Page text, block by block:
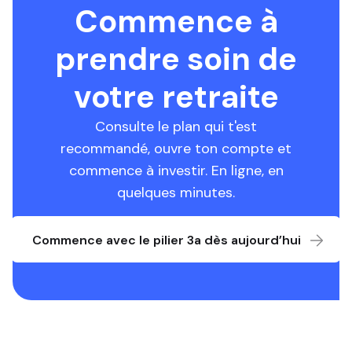
Commence à
prendre soin de
votre retraite
Consulte le plan qui t'est
recommandé, ouvre ton compte et
commence à investir. En ligne, en
quelques minutes.
Commence avec le pilier 3a dès aujourd’hui